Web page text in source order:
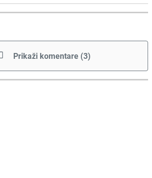
Prikaži komentare (3)